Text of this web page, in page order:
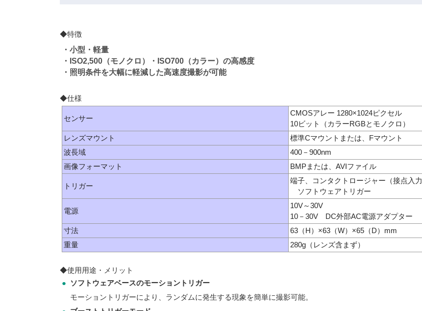
◆特徴
・小型・軽量
・ISO2,500（モノクロ）・ISO700（カラー）の高感度
・照明条件を大幅に軽減した高速度撮影が可能
◆仕様
センサー
CMOSアレー 1280×1024ピクセル
10ビット（カラーRGBとモノクロ）
レンズマウント
標準Cマウントまたは、Fマウント
波長域
400－900nm
画像フォーマット
BMPまたは、AVIファイル
トリガー
端子、コンタクトロージャー（接点入力
ソフトウェアトリガー
電源
10V～30V
10 － 30V DC外部AC電源アダプター
寸法
63（H）×63（W）×65（D）mm
重量
280g（レンズ含まず）
◆使用用途・メリット
●
ソフトウェアベースのモーショントリガー
モーショントリガーにより、ランダムに発生する現象を簡単に撮影可能。